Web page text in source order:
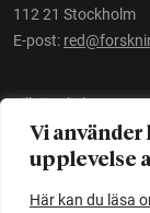
Vi använder
upplevelse
Här kan du läsa
112 21 Stockholm
E-post:
Tillgänglighet
Ett initiativ av